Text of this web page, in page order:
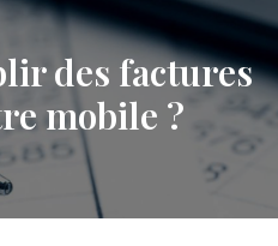
des factures
mobile ?